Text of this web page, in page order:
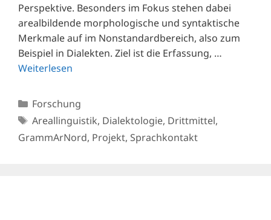
Perspektive. Besonders im Fokus stehen dabei
arealbildende morphologische und syntaktische
Merkmale auf im Nonstandardbereich, also zum
Beispiel in Dialekten. Ziel ist die Erfassung, …
Weiterlesen
Kategorien
Forschung
Schlagwörter
Areallinguistik, Dialektologie, Drittmittel,
GrammArNord, Projekt, Sprachkontakt